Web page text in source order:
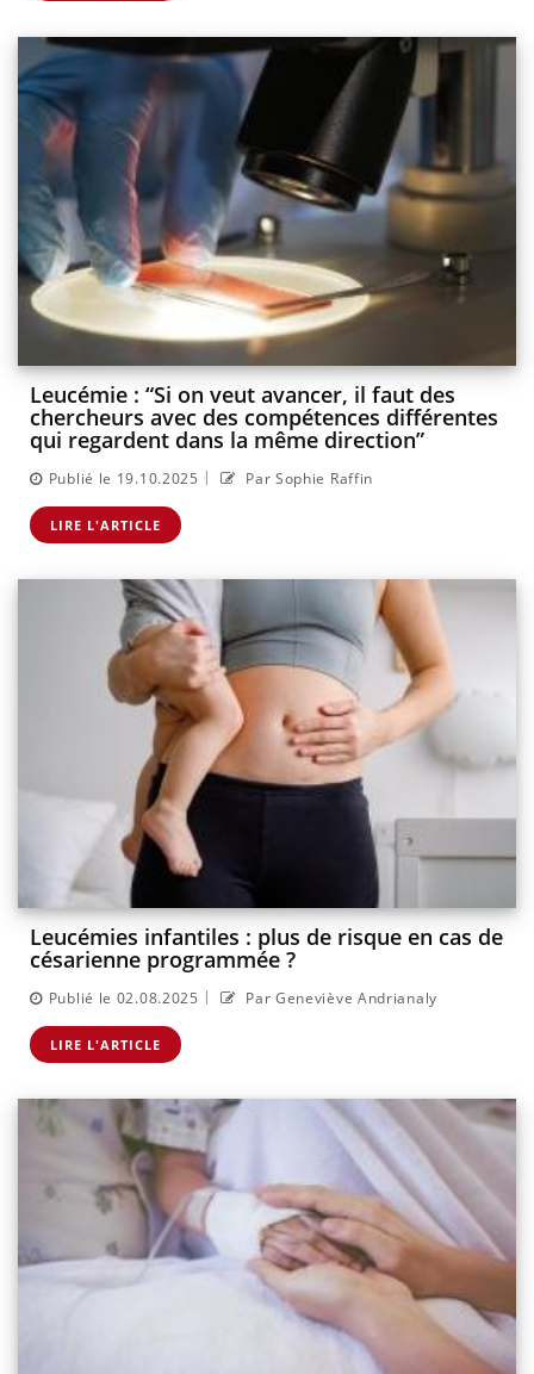
Leucémie : “Si on veut avancer, il faut des
chercheurs avec des compétences différentes
qui regardent dans la même direction”
Publié le 19.10.2025 | Par Sophie Raffin
LIRE L'ARTICLE
Leucémies infantiles : plus de risque en cas de
césarienne programmée ?
Publié le 02.08.2025 | Par Geneviève Andrianaly
LIRE L'ARTICLE